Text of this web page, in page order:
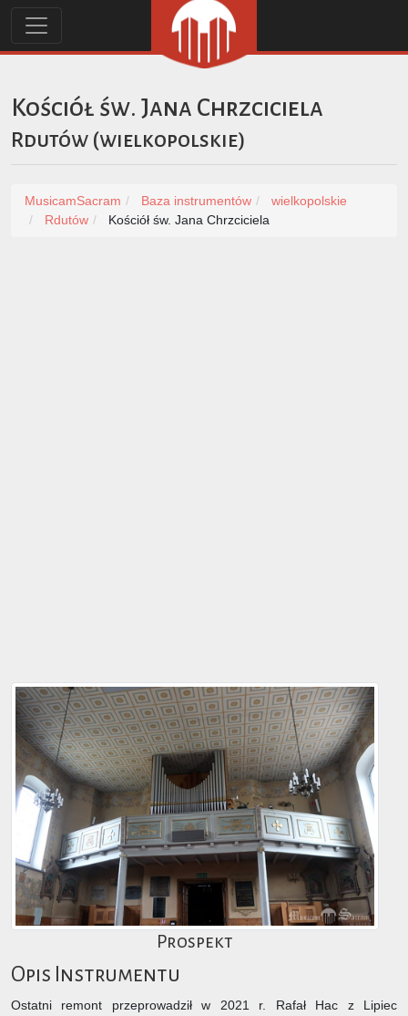
Kościół św. Jana Chrzciciela
Rdutów (wielkopolskie)
MusicamSacram Baza instrumentów
wielkopolskie
Rdutów
Kościół św. Jana Chrzciciela
Prospekt
Opis Instrumentu
Ostatni remont przeprowadził w 2021 r. Rafał Hac z Lipiec